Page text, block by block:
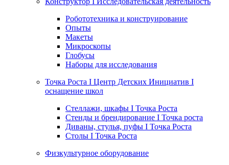
Робототехника и конструирование
Опыты
Макеты
Микроскопы
Глобусы
Наборы для исследования
Точка Роста I Центр Детских Инициатив I
оснащение школ
Стеллажи, шкафы I Точка Роста
Стенды и брендирование I Точка роста
Диваны, стулья, пуфы I Точка Роста
Столы I Точка Роста
Физкультурное оборудование